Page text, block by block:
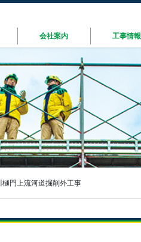
会社案内 工事情報
門上流河道掘削外工事